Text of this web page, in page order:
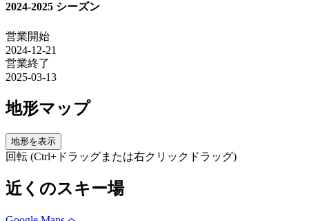
2024-2025 シーズン
営業開始
2024-12-21
営業終了
2025-03-13
地形マップ
地形を表示
回転 (Ctrl+ドラッグまたは右クリックドラッグ)
近くのスキー場